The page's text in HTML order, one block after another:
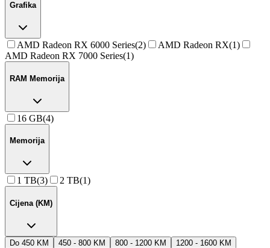
Grafika
AMD Radeon RX 6000 Series(2) AMD Radeon RX(1)
AMD Radeon RX 7000 Series(1)
RAM Memorija
16 GB(4)
Memorija
1 TB(3) 2 TB(1)
Cijena (KM)
Do 450 KM 450 - 800 KM 800 - 1200 KM
1200 - 1600 KM